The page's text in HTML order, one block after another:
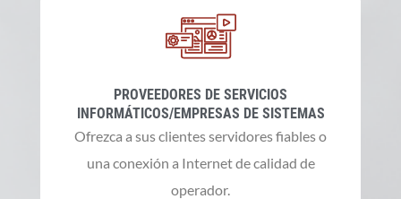
PROVEEDORES DE SERVICIOS
INFORMÁTICOS/EMPRESAS DE SISTEMAS
Ofrezca a sus clientes servidores fiables o
una conexión a Internet de calidad de
operador.